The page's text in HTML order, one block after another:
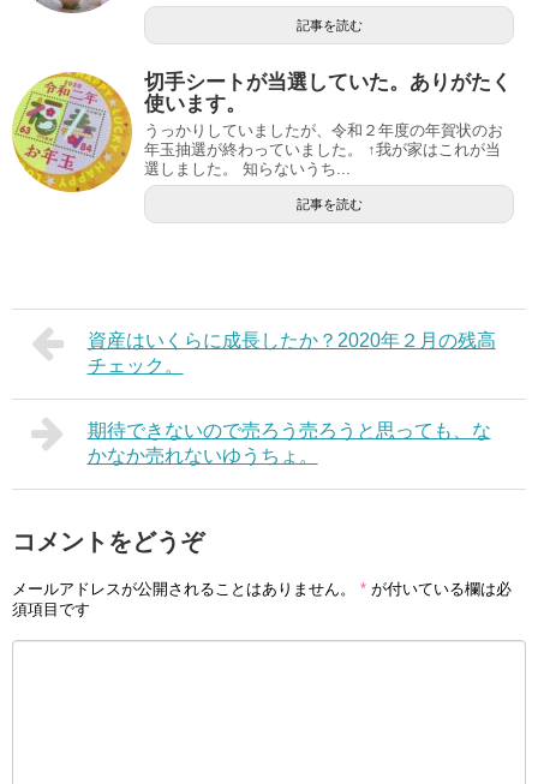
記事を読む
切手シートが当選していた。ありがたく
使います。
うっかりしていましたが、令和２年度の年賀状のお
年玉抽選が終わっていました。 ↑我が家はこれが当
選しました。 知らないうち...
記事を読む
資産はいくらに成長したか？2020年２月の残高
チェック。
期待できないので売ろう売ろうと思っても、な
かなか売れないゆうちょ。
コメントをどうぞ
メールアドレスが公開されることはありません。 * が付いている欄は必
須項目です